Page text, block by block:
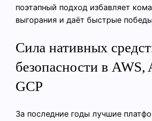
поэтапный подход избавляет
выгорания и даёт быстрые
Сила нативных
безопасности в AWS,
GCP
За последние годы лучшие